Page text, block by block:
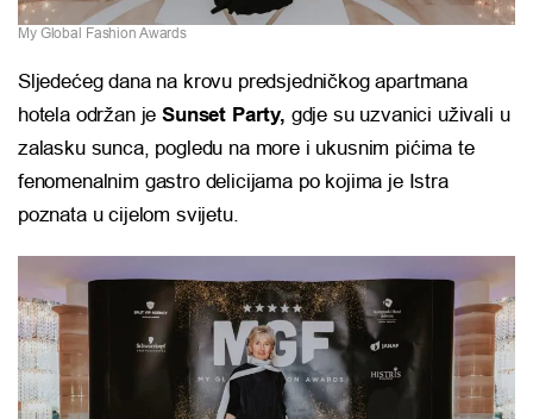
My Global Fashion Awards
Sljedećeg dana na krovu predsjedničkog apartmana
hotela održan jeSunset Party, gdje su uzvanici uživali u
zalasku sunca, pogledu na more i ukusnim pićima te
fenomenalnim gastro delicijama po kojima je Istra
poznata u cijelom svijetu.